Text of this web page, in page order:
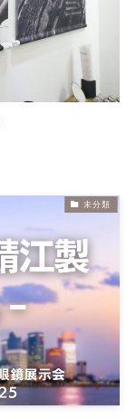
未分類